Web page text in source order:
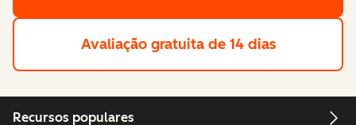
Avaliação gratuita de 14 dias
Recursos populares